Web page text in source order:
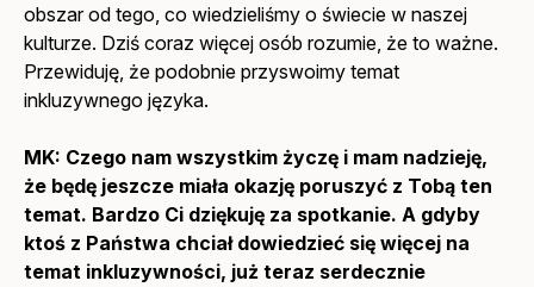
obszar od tego, co wiedzieliśmy o świecie w naszej
kulturze. Dziś coraz więcej osób rozumie, że to ważne.
Przewiduję, że podobnie przyswoimy temat
inkluzywnego języka.
MK: Czego nam wszystkim życzę i mam nadzieję,
że będę jeszcze miała okazję poruszyć z Tobą ten
temat. Bardzo Ci dziękuję za spotkanie. A gdyby
ktoś z Państwa chciał dowiedzieć się więcej na
temat inkluzywności, już teraz serdecznie